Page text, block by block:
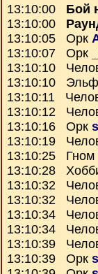
13:10:00 Бой
13:10:00
13:10:05 Орк
13:10:07 Орк
13:10:10
13:10:10 Эльф
13:10:11
13:10:12
13:10:16 Орк
13:10:19
13:10:25 Гном
13:10:28
13:10:32
13:10:32
13:10:34
13:10:34
13:10:39
13:10:39 Орк